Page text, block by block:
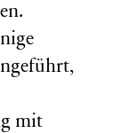
mit